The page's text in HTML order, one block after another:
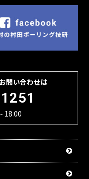
問い合わせは
18:00